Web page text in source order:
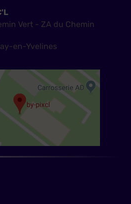
Vert - ZA du Chemin
en-Yvelines